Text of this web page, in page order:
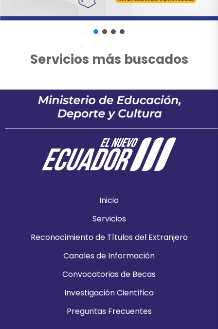
Servicios más buscados
Inicio
Servicios
Reconocimiento de Títulos del Extranjero
Canales de Información
Convocatorias de Becas
Investigación Científica
Preguntas Frecuentes